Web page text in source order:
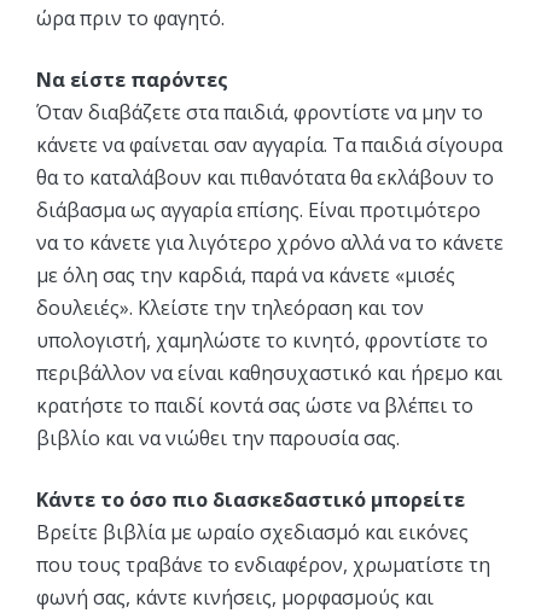
ώρα πριν το φαγητό.
Να είστε παρόντες
Όταν διαβάζετε στα παιδιά, φροντίστε να μην το
κάνετε να φαίνεται σαν αγγαρία. Τα παιδιά σίγουρα
θα το καταλάβουν και πιθανότατα θα εκλάβουν το
διάβασμα ως αγγαρία επίσης. Είναι προτιμότερο
να το κάνετε για λιγότερο χρόνο αλλά να το κάνετε
με όλη σας την καρδιά, παρά να κάνετε «μισές
δουλειές». Κλείστε την τηλεόραση και τον
υπολογιστή, χαμηλώστε το κινητό, φροντίστε το
περιβάλλον να είναι καθησυχαστικό και ήρεμο και
κρατήστε το παιδί κοντά σας ώστε να βλέπει το
βιβλίο και να νιώθει την παρουσία σας.
Κάντε το όσο πιο διασκεδαστικό μπορείτε
Βρείτε βιβλία με ωραίο σχεδιασμό και εικόνες
που τους τραβάνε το ενδιαφέρον, χρωματίστε τη
φωνή σας, κάντε κινήσεις, μορφασμούς και